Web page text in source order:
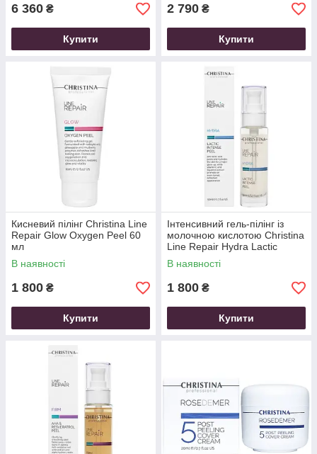
6 360 ₴
Купити
2 790 ₴
Купити
Кисневий пілінг Christina Line
Repair Glow Oxygen Peel 60
мл
В наявності
1 800 ₴
Купити
Інтенсивний гель-пілінг із
молочною кислотою Christina
Line Repair Hydra Lactic
Intense Peel 50 мл
В наявності
1 800 ₴
Купити